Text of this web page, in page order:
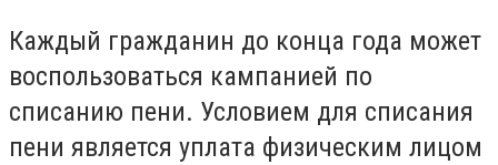
Каждый гражданин до конца года может
воспользоваться кампанией по
списанию пени. Условием для списания
пени является уплата физическим лицом